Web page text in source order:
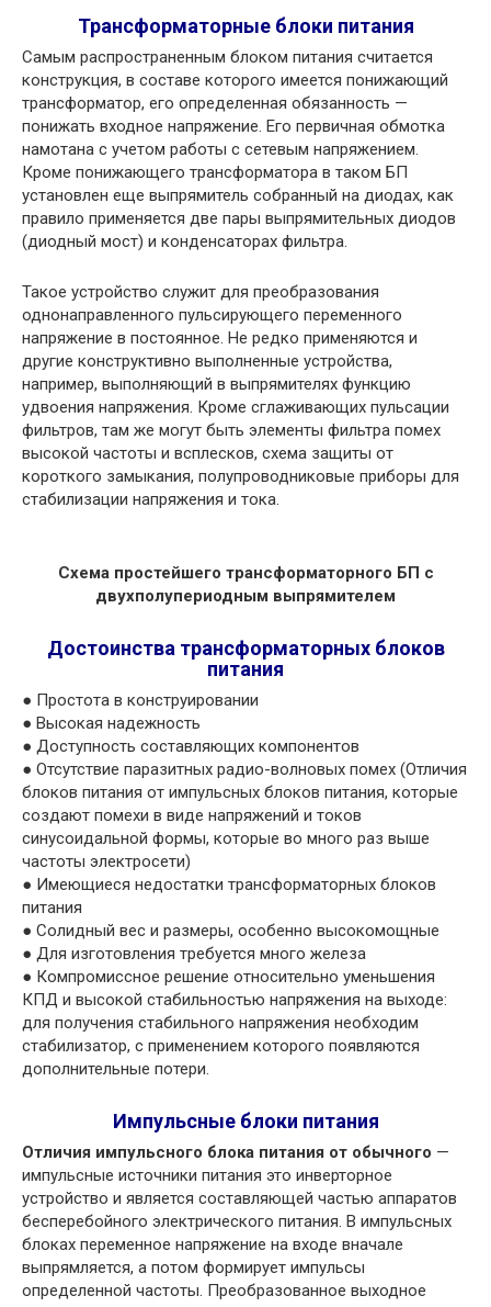
Трансформаторные блоки питания
Самым распространенным блоком питания считается
конструкция, в составе которого имеется понижающий
трансформатор, его определенная обязанность —
понижать входное напряжение. Его первичная обмотка
намотана с учетом работы с сетевым напряжением.
Кроме понижающего трансформатора в таком БП
установлен еще выпрямитель собранный на диодах, как
правило применяется две пары выпрямительных диодов
(диодный мост) и конденсаторах фильтра.
Такое устройство служит для преобразования
однонаправленного пульсирующего переменного
напряжение в постоянное. Не редко применяются и
другие конструктивно выполненные устройства,
например, выполняющий в выпрямителях функцию
удвоения напряжения. Кроме сглаживающих пульсации
фильтров, там же могут быть элементы фильтра помех
высокой частоты и всплесков, схема защиты от
короткого замыкания, полупроводниковые приборы для
стабилизации напряжения и тока.
Схема простейшего трансформаторного БП c
двухполупериодным выпрямителем
Достоинства трансформаторных блоков
питания
● Простота в конструировании
● Высокая надежность
● Доступность составляющих компонентов
● Отсутствие паразитных радио-волновых помех (Отличия
блоков питания от импульсных блоков питания, которые
создают помехи в виде напряжений и токов
синусоидальной формы, которые во много раз выше
частоты электросети)
● Имеющиеся недостатки трансформаторных блоков
питания
● Солидный вес и размеры, особенно высокомощные
● Для изготовления требуется много железа
● Компромиссное решение относительно уменьшения
КПД и высокой стабильностью напряжения на выходе:
для получения стабильного напряжения необходим
стабилизатор, с применением которого появляются
дополнительные потери.
Импульсные блоки питания
Отличия импульсного блока питания от обычного —
импульсные источники питания это инверторное
устройство и является составляющей частью аппаратов
бесперебойного электрического питания. В импульсных
блоках переменное напряжение на входе вначале
выпрямляется, а потом формирует импульсы
определенной частоты. Преобразованное выходное